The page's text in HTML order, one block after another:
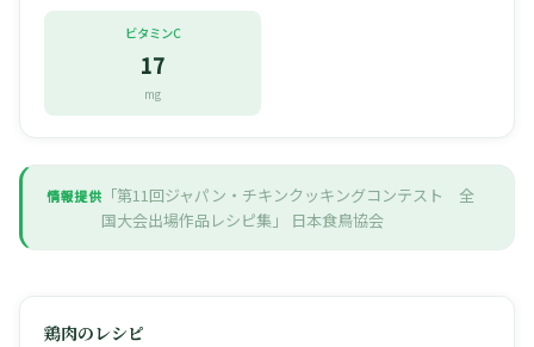
ビタミンC
17
mg
情報提供 「第11回ジャパン・チキンクッキングコンテスト 全
国大会出場作品レシピ集」
日本食鳥協会
鶏肉のレシピ